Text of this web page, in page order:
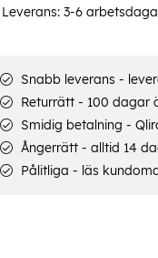
Leverans: 3-6
Snabb leverans -
Returrätt - 100 dagar
Smidig betalning -
Ångerrätt - alltid 14
Pålitliga - läs